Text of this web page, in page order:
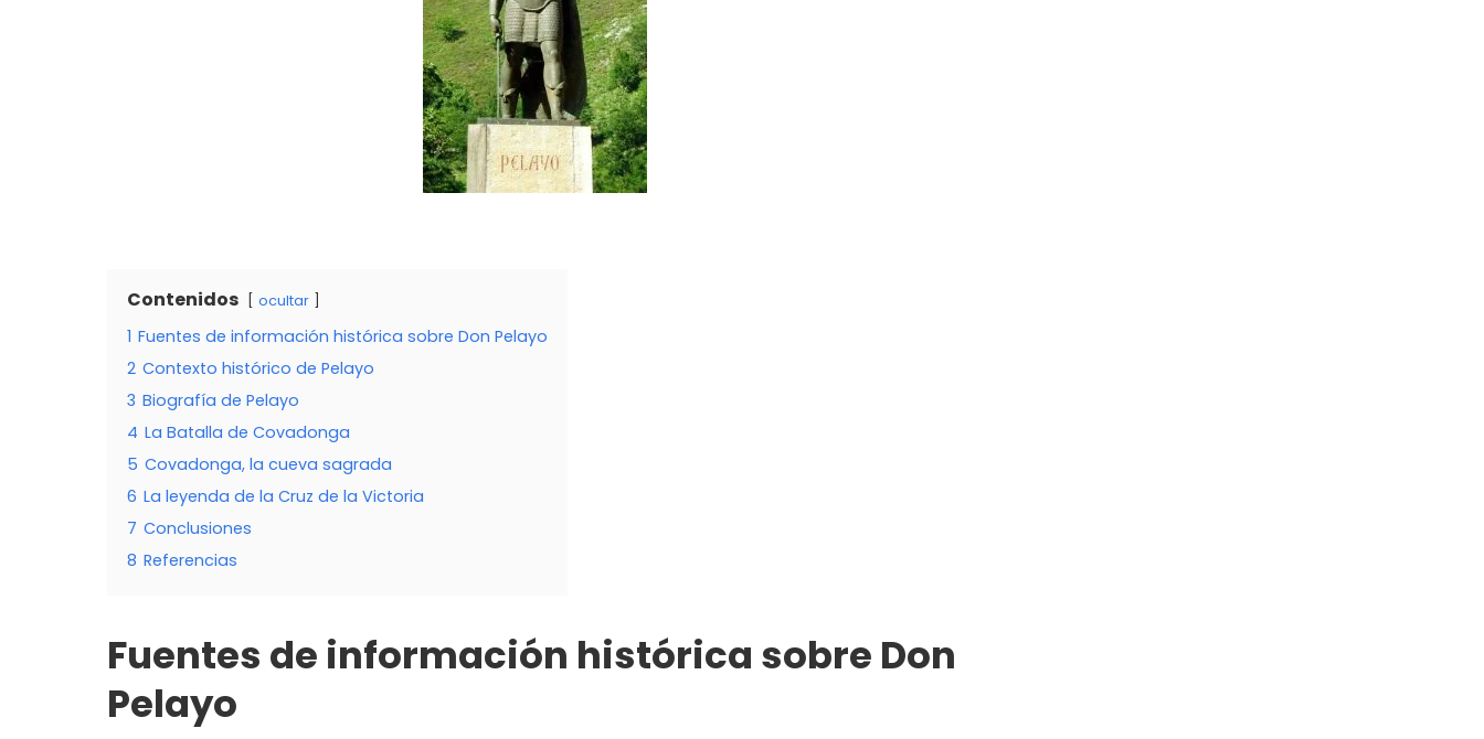
Contenidos ocultar
1 Fuentes de información histórica sobre Don Pelayo
2 Contexto histórico de Pelayo
3 Biografía de Pelayo
4 La Batalla de Covadonga
5 Covadonga, la cueva sagrada
6 La leyenda de la Cruz de la Victoria
7 Conclusiones
8 Referencias
Fuentes de información histórica sobre Don
Pelayo